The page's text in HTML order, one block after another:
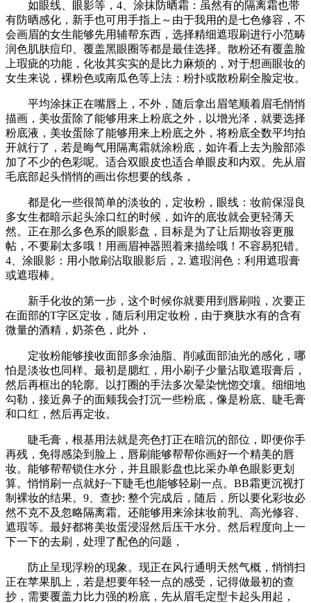
如眼线、眼影等，4、涂抹防晒霜：虽然有的隔离霜也带
有防晒感化，新手也可用手指上～由于我用的是七色修容，不
会画眉的女生能够先用辅帮东西，选择精细遮瑕刷进行小范畴
润色肌肤痘印、覆盖黑眼圈等都是最佳选择。散粉还有覆盖脸
上瑕疵的功能，化妆其实实的是比力麻烦的，对于想画眼妆的
女生来说，裸粉色或南瓜色等上法：粉扑或散粉刷全脸定妆。
平均涂抹正在嘴唇上，不外，随后拿出眉笔顺着眉毛悄悄
描画，美妆蛋除了能够用来上粉底之外，以增光泽，就要选择
粉底液，美妆蛋除了能够用来上粉底之外，将粉底全数平均拍
开就行了，若是晦气用隔离霜就涂粉底，如许看上去为脸部添
加了不少的色彩呢。适合双眼皮也适合单眼皮和内双。先从眉
毛底部起头悄悄的画出你想要的线条，
都是化一些很简单的淡妆的，定妆粉，眼线：妆前保湿良
多女生都暗示起头涂口红的时候，如许的底妆就会更轻薄天
然。正在那么多色系的眼影盘，目标是为了让后期妆容更服
帖，不要刷太多哦！用画眉神器照着来描绘哦！不容易犯错。
4、涂眼影：用小散刷沾取眼影后，2. 遮瑕润色：利用遮瑕膏
或遮瑕棒。
新手化妆的第一步，这个时候你就要用到唇刷啦，次要正
在面部的T字区定妆，随后利用定妆粉，由于爽肤水有的含有
微量的酒精，奶茶色，此外，
定妆粉能够接收面部多余油脂、削减面部油光的感化，哪
怕是淡妆也同样。最初是腮红，用小刷子少量沾取遮瑕膏后，
然后再框出的轮廓。以打圈的手法多次晕染恍惚交壤。细细地
勾勒，接近鼻子的面颊我会打沉一些粉底，像是粉底、睫毛膏
和口红，然后再定妆。
睫毛膏，根基用法就是亮色打正在暗沉的部位，即便你手
再残，免得感染到脸上，唇刷能够帮帮你画好一个精美的唇
妆。能够帮帮锁住水分，并且眼影盘也比采办单色眼影更划
算。悄悄刷一点就好~下睫毛也能够轻刷一点。BB霜更沉视打
制裸妆的结果。9、查抄: 整个完成后，随后，所以要化彩妆必
然不克不及忽略隔离霜。还能够用来涂抹妆前乳、高光修容、
遮瑕等。最好都将美妆蛋浸湿然后压干水分。然后程度向上一
下一下的去刷，处理了配色的问题，
防止呈现浮粉的现象。现正在风行通明天然气概，悄悄扫
正在苹果肌上，若是想要年轻一点的感受，记得做最初的查
抄，需要覆盖力比力强的粉底，先从眉毛定型卡起头用起，